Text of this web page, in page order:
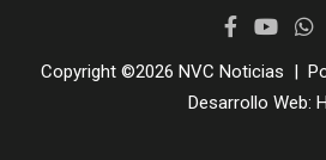
Copyright ©2026 NVC Noticias
Desarrollo Web: